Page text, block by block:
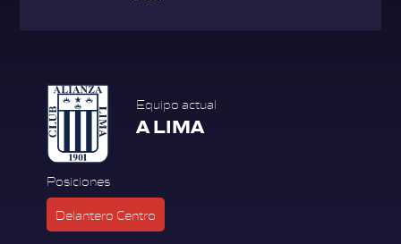
Equipo actual
A LIMA
Posiciones
Delantero Centro